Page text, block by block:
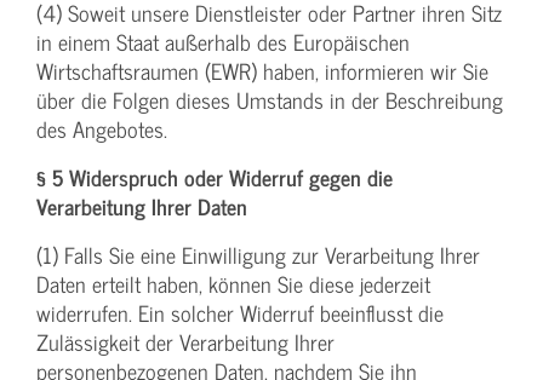
(4) Soweit unsere Dienstleister oder Partner ihren Sitz
in einem Staat außerhalb des Europäischen
Wirtschaftsraumen (EWR) haben, informieren wir Sie
über die Folgen dieses Umstands in der Beschreibung
des Angebotes.
§ 5 Widerspruch oder Widerruf gegen die
Verarbeitung Ihrer Daten
(1) Falls Sie eine Einwilligung zur Verarbeitung Ihrer
Daten erteilt haben, können Sie diese jederzeit
widerrufen. Ein solcher Widerruf beeinflusst die
Zulässigkeit der Verarbeitung Ihrer
personenbezogenen Daten, nachdem Sie ihn